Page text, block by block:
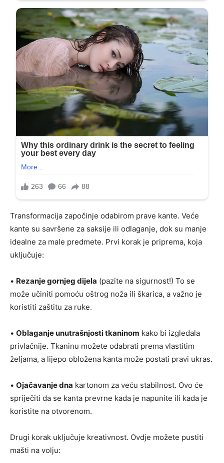
Transformacija započinje odabirom prave kante. Veće
kante su savršene za saksije ili odlaganje, dok su manje
idealne za male predmete. Prvi korak je priprema, koja
uključuje:
• Rezanje gornjeg dijela (pazite na sigurnost!) To se
može učiniti pomoću oštrog noža ili škarica, a važno je
koristiti zaštitu za ruke.
• Oblaganje unutrašnjosti tkaninom kako bi izgledala
privlačnije. Tkaninu možete odabrati prema vlastitim
željama, a lijepo obložena kanta može postati pravi ukras.
• Ojačavanje dna kartonom za veću stabilnost. Ovo će
spriječiti da se kanta prevrne kada je napunite ili kada je
koristite na otvorenom.
Drugi korak uključuje kreativnost. Ovdje možete pustiti
mašti na volju: